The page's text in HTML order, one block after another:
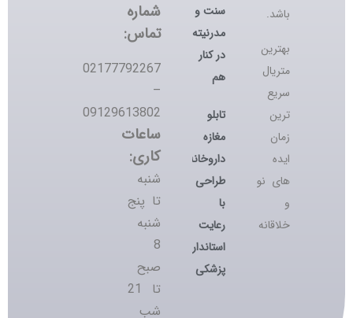
باشد.
بهترین
متریال
سریع
ترین
زمان
ایده
های نو
و
خلاقانه
سنت و
مدرنیته
در کنار
هم
تابلو
مغازه
داروخانه؛
طراحی
با
رعایت
استانداردهای
پزشکی
شماره
تماس:
02177792267
–
09129613802
ساعات
کاری:
شنبه
تا پنج
شنبه
8
صبح
تا 21
شب